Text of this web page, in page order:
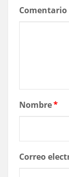
Comentario
Nombre*
Correo